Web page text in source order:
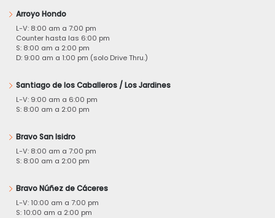
Arroyo Hondo
L-V: 8:00 am a 7:00 pm
Counter hasta las 6:00 pm
S: 8:00 am a 2:00 pm
D: 9:00 am a 1:00 pm (solo Drive Thru.)
Santiago de los Caballeros / Los Jardines
L-V: 9:00 am a 6:00 pm
S: 8:00 am a 2:00 pm
Bravo San Isidro
L-V: 8:00 am a 7:00 pm
S: 8:00 am a 2:00 pm
Bravo Núñez de Cáceres
L-V: 10:00 am a 7:00 pm
S: 10:00 am a 2:00 pm